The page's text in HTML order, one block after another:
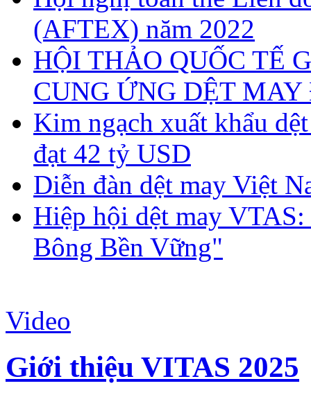
(AFTEX) năm 2022
HỘI THẢO QUỐC TẾ
CUNG ỨNG DỆT
Kim ngạch xuất khẩu
đạt 42 tỷ USD
Diễn đàn dệt may Việt
Hiệp hội dệt may
Bông Bền Vững"
Video
Giới thiệu VITAS 2025